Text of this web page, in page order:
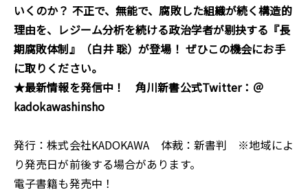
いくのか？ 不正で、無能で、腐敗した組織が続く構造的
理由を、レジーム分析を続ける政治学者が剔抉する『長
期腐敗体制』（白井聡）が登場 ！ ぜひこの機会にお手
に取りください。
★最新情報を発信中！ 角川新書公式Twitter：＠
kadokawashinsho
発行：株式会社KADOKAWA 体裁：新書判 ※地域によ
り発売日が前後する場合があります。
電子書籍も発売中！